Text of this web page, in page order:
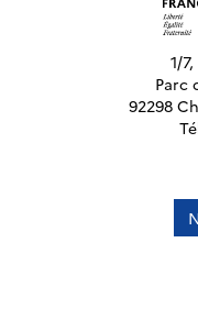
1/
Parc
92298